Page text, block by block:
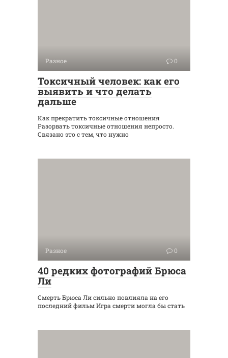
Разное 0
Токсичный человек: как его
выявить и что делать
дальше
Как прекратить токсичные отношения
Разорвать токсичные отношения непросто.
Связано это с тем, что нужно
Разное 0
40 редких фотографий Брюса
Ли
Смерть Брюса Ли сильно повлияла на его
последний фильм Игра смерти могла бы стать